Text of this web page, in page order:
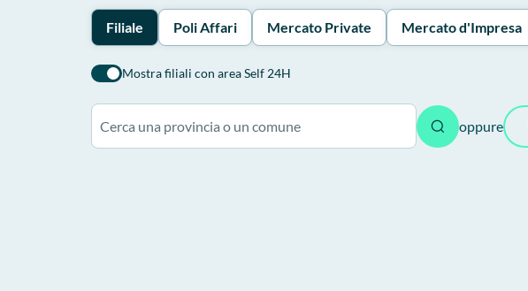
Filiale Poli Affari Mercato Private Mercato d'Impresa
Mostra filiali con area Self 24H
oppure